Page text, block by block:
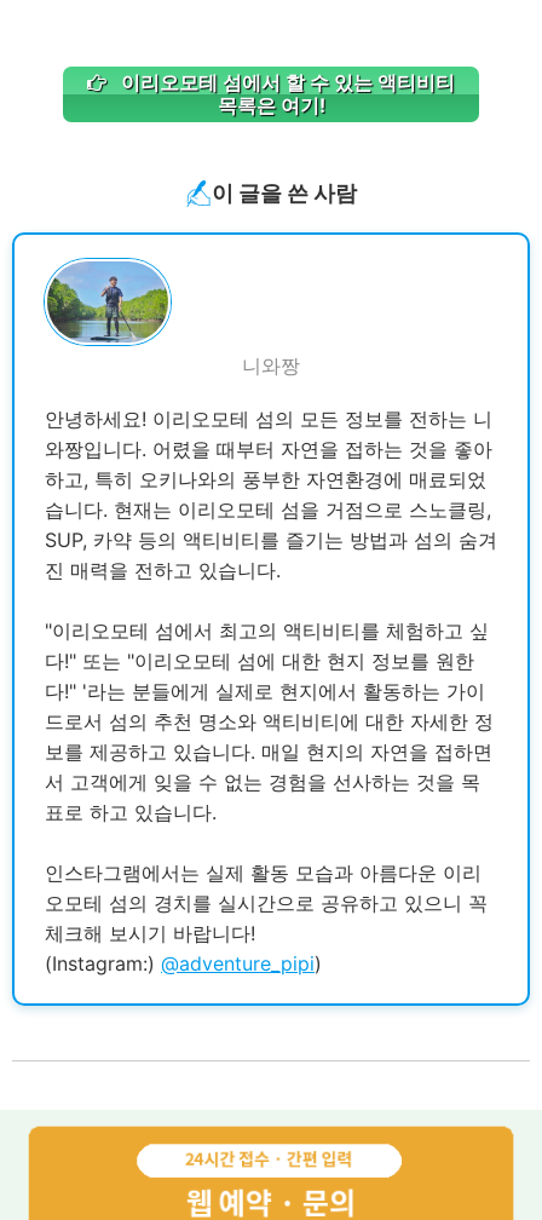
이리오모테 섬에서 할 수 있는 액티비티
목록은 여기!
이 글을 쓴 사람
니와짱
안녕하세요! 이리오모테 섬의 모든 정보를 전하는 니
와짱입니다. 어렸을 때부터 자연을 접하는 것을 좋아
하고, 특히 오키나와의 풍부한 자연환경에 매료되었
습니다. 현재는 이리오모테 섬을 거점으로 스노클링,
SUP, 카약 등의 액티비티를 즐기는 방법과 섬의 숨겨
진 매력을 전하고 있습니다.
"이리오모테 섬에서 최고의 액티비티를 체험하고 싶
다!" 또는 "이리오모테 섬에 대한 현지 정보를 원한
다!" '라는 분들에게 실제로 현지에서 활동하는 가이
드로서 섬의 추천 명소와 액티비티에 대한 자세한 정
보를 제공하고 있습니다. 매일 현지의 자연을 접하면
서 고객에게 잊을 수 없는 경험을 선사하는 것을 목
표로 하고 있습니다.
인스타그램에서는 실제 활동 모습과 아름다운 이리
오모테 섬의 경치를 실시간으로 공유하고 있으니 꼭
체크해 보시기 바랍니다!
(Instagram:) @adventure_pipi)